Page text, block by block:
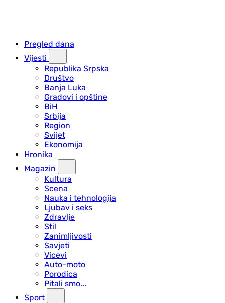
Pregled dana
Vijesti
Republika Srpska
Društvo
Banja Luka
Gradovi i opštine
BiH
Srbija
Region
Svijet
Ekonomija
Hronika
Magazin
Kultura
Scena
Nauka i tehnologija
Ljubav i seks
Zdravlje
Stil
Zanimljivosti
Savjeti
Vicevi
Auto-moto
Porodica
Pitali smo...
Sport